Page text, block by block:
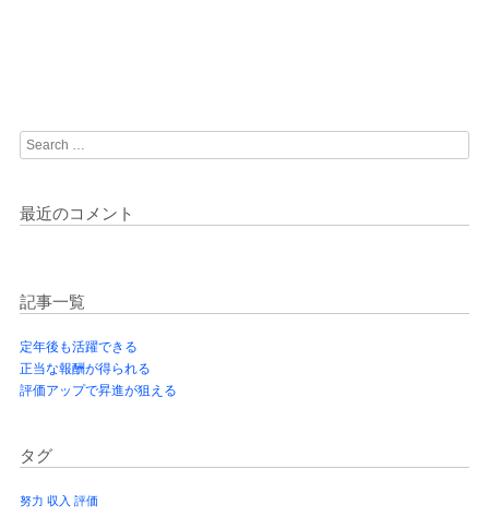
Search
最近のコメント
記事一覧
定年後も活躍できる
正当な報酬が得られる
評価アップで昇進が狙える
タグ
努力 収入 評価